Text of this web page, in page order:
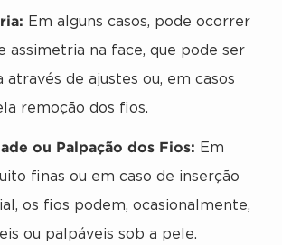
Em alguns casos, pode ocorrer
assimetria na face, que pode ser
através de ajustes ou, em casos
remoção dos fios.
ou Palpação dos Fios: Em
finas ou em caso de inserção
os fios podem, ocasionalmente,
ou palpáveis sob a pele.